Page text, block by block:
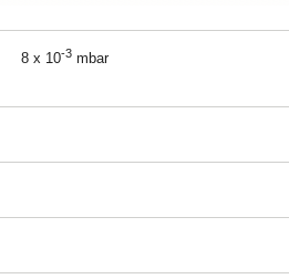
8 x 10-3mbar